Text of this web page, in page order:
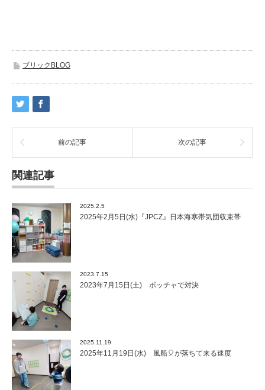
ブリックBLOG
前の記事 次の記事
関連記事
2025.2.5
2025年2月5日(水)『JPCZ』日本海寒帯気団収束帯
2023.7.15
2023年7月15日(土) ボッチャで対決
2025.11.19
2025年11月19日(水) 風船🎈が落ちて来る速度